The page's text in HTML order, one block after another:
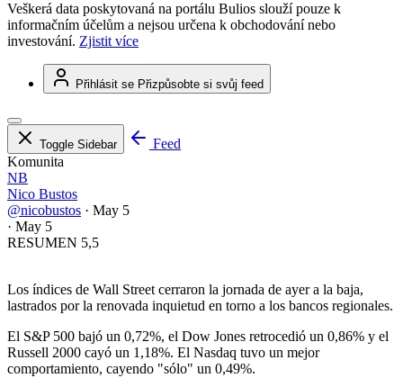
Veškerá data poskytovaná na portálu Bulios slouží pouze k
informačním účelům a nejsou určena k obchodování nebo
investování. Zjistit více
Přihlásit se Přizpůsobte si svůj feed
Toggle Sidebar
Feed
Komunita
NB
Nico Bustos
@nicobustos · May 5
· May 5
RESUMEN 5,5
Los índices de Wall Street cerraron la jornada de ayer a la baja,
lastrados por la renovada inquietud en torno a los bancos regionales.
El S&P 500 bajó un 0,72%, el Dow Jones retrocedió un 0,86% y el
Russell 2000 cayó un 1,18%. El Nasdaq tuvo un mejor
comportamiento, cayendo "sólo" un 0,49%.